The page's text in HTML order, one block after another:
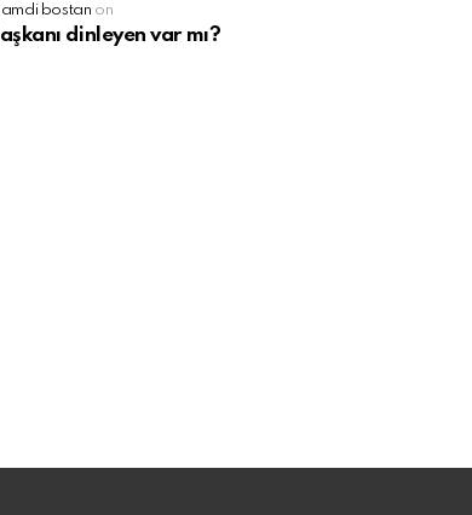
bostan on
dinleyen var mı?